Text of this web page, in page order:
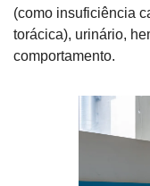
(como insuficiência
torácica), urinário,
comportamento.